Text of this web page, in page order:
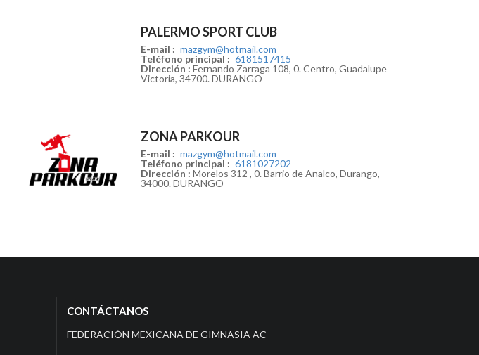
PALERMO SPORT CLUB
E-mail : mazgym@hotmail.com
Teléfono principal : 6181517415
Dirección : Fernando Zarraga 108, 0. Centro, Guadalupe
Victoria, 34700. DURANGO
ZONA PARKOUR
E-mail : mazgym@hotmail.com
Teléfono principal : 6181027202
Dirección : Morelos 312 , 0. Barrio de Analco, Durango,
34000. DURANGO
CONTÁCTANOS
FEDERACIÓN MEXICANA DE GIMNASIA AC